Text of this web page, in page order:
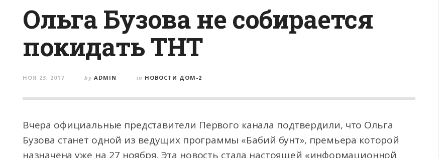
Ольга Бузова не собирается
покидать ТНТ
НОЯ 23, 2017 by ADMIN in НОВОСТИ ДОМ-2
Вчера официальные представители Первого канала подтвердили, что Ольга
Бузова станет одной из ведущих программы «Бабий бунт», премьера которой
назначена уже на 27 ноября. Эта новость стала настоящей «информационной